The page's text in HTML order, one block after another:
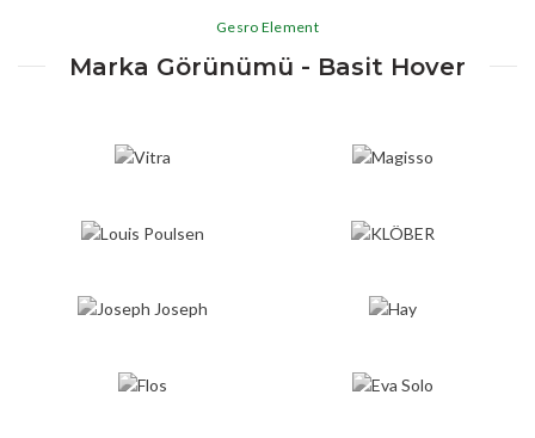
Gesro Element
Marka Görünümü - Basit Hover